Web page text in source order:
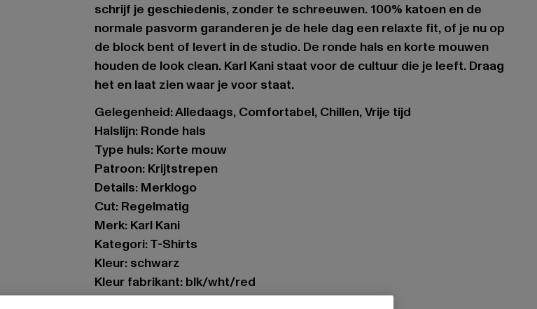
schrijf je geschiedenis, zonder te schreeuwen. 100% katoen en de
normale pasvorm garanderen je de hele dag een relaxte fit, of je nu op
de block bent of levert in de studio. De ronde hals en korte mouwen
houden de look clean. Karl Kani staat voor de cultuur die je leeft. Draag
het en laat zien waar je voor staat.
Gelegenheid: Alledaags, Comfortabel, Chillen, Vrije tijd
Halslijn: Ronde hals
Type huls: Korte mouw
Patroon: Krijtstrepen
Details: Merklogo
Cut: Regelmatig
Merk: Karl Kani
Kategori: T-Shirts
Kleur: schwarz
Kleur fabrikant: blk/wht/red
Materiële samenstelling: 100% Katoen